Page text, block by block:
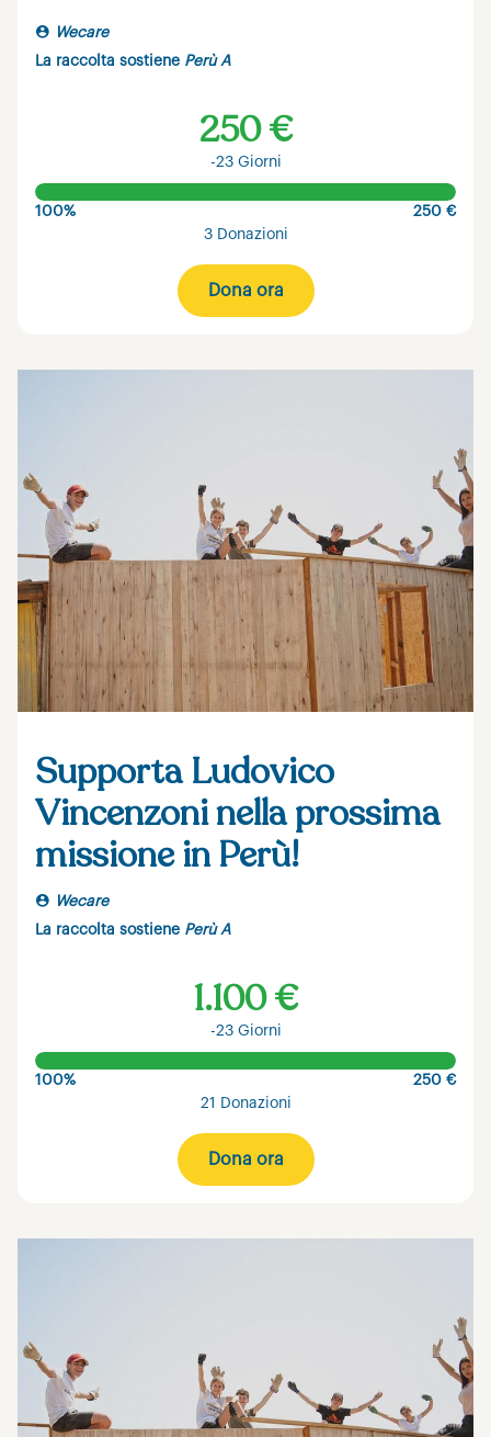
Wecare
La raccolta sostiene Perù A
250 €
-23 Giorni
100%
250 €
3 Donazioni
Dona ora
Supporta Ludovico
Vincenzoni nella prossima
missione in Perù!
Wecare
La raccolta sostiene Perù A
1.100 €
-23 Giorni
100%
250 €
21 Donazioni
Dona ora